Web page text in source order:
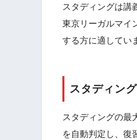
スタディングは講
東京リーガルマイ
する方に適してい
スタディン
スタディングの最
を自動判定し、復